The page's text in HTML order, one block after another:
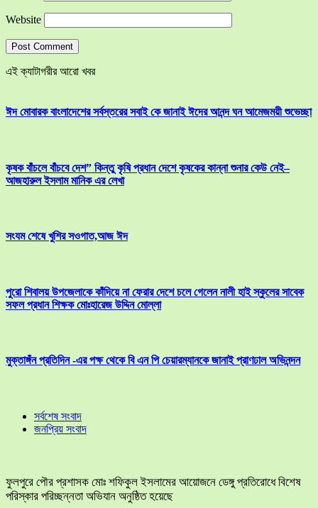
Website
এই ক্যাটাগরীর আরো খবর
ঈদ মোবারক বাংলাদেশের সর্বস্তরের সবাই কে জানাই ঈদের আনন্দ ঘন আমেজময়ী শুভেচ্ছা
কৃষক বাঁচলে বাঁচবে দেশ” কিন্তু কৃষি প্রধান দেশে কৃষকের কান্না শুনার কেউ নেই–
আজহারুল ইসলাম মানিক এর লেখা
সংযম শেষে খুশির সওগাত,আজ ঈদ
পুরো শিবালয় উপজেলাকে কাঁদিয়ে না ফেরার দেশে চলে গেলেন নালী হাই স্কুলের সাবেক
সফল প্রধান শিক্ষক মোঃহারেজ উদ্দিন মোল্লা
মুক্তাঙ্গঁন প্রতিদিন -এর পক্ষ থেকে বি এন পি চেয়ারম্যানকে জানাই প্রাণঢাল অভিনন্দন
সর্বশেষ সংবাদ
জনপ্রিয় সংবাদ
ফুলপুরে পৌর প্রশাসক মোঃ শফিকুল ইসলামের আয়োজনে ডেঙ্গু প্রতিরোধে বিশেষ
পরিস্কার পরিচ্ছন্নতা অভিযান অনুষ্ঠিত হয়েছে